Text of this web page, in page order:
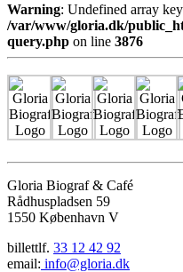
Warning: Undefined array
/var/www/gloria.dk/
query.php on line 3876
Gloria Biograf & Café
Rådhuspladsen 59
1550 København V
billettlf. 33 12 42 92
email: info@gloria.dk